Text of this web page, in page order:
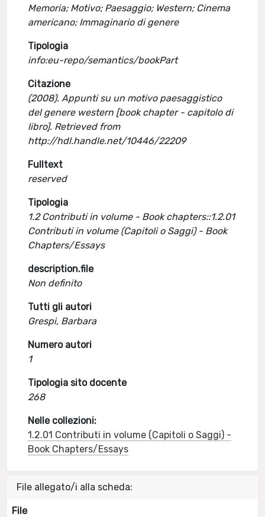
Memoria; Motivo; Paesaggio; Western; Cinema
americano; Immaginario di genere
Tipologia
info:eu-repo/semantics/bookPart
Citazione
(2008). Appunti su un motivo paesaggistico
del genere western [book chapter - capitolo di
libro]. Retrieved from
http://hdl.handle.net/10446/22209
Fulltext
reserved
Tipologia
1.2 Contributi in volume - Book chapters::1.2.01
Contributi in volume (Capitoli o Saggi) - Book
Chapters/Essays
description.file
Non definito
Tutti gli autori
Grespi, Barbara
Numero autori
1
Tipologia sito docente
268
Nelle collezioni:
1.2.01 Contributi in volume (Capitoli o Saggi) -
Book Chapters/Essays
File allegato/i alla scheda:
File